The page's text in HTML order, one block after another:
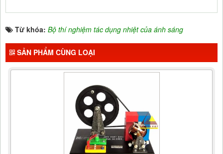
Từ khóa: Bộ thí nghiệm tác dụng nhiệt của ánh sáng
SẢN PHẨM CÙNG LOẠI